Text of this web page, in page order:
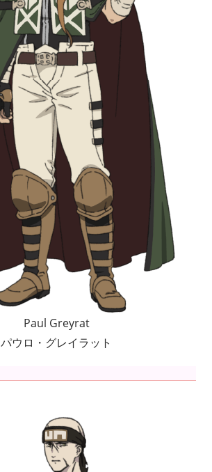
Paul Greyrat
パウロ・グレイラット